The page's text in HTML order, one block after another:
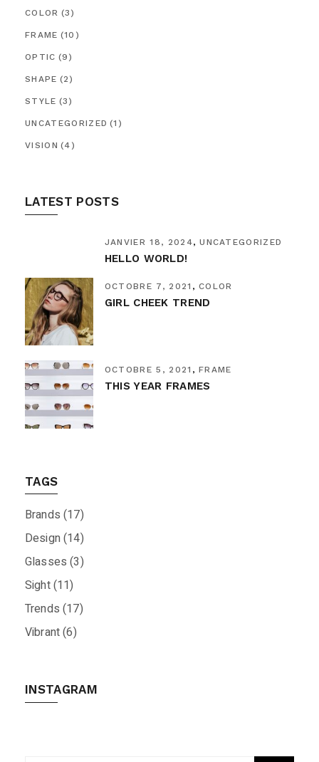
COLOR (3)
FRAME (10)
OPTIC (9)
SHAPE (2)
STYLE (3)
UNCATEGORIZED (1)
VISION (4)
LATEST POSTS
JANVIER 18, 2024 UNCATEGORIZED
HELLO WORLD!
OCTOBRE 7, 2021 COLOR
GIRL CHEEK TREND
OCTOBRE 5, 2021 FRAME
THIS YEAR FRAMES
TAGS
Brands (17)
Design(14)
Glasses (3)
Sight(11)
Trends (17)
Vibrant(6)
INSTAGRAM